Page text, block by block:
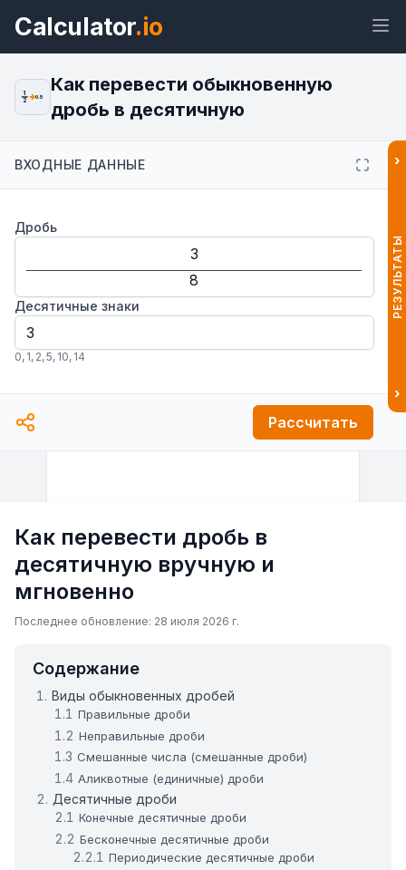
Calculator.io
онлайн Виджет
1
2
0.5
Как перевести обыкновенную
дробь в десятичную
ВХОДНЫЕ ДАННЫЕ
Дробь
Десятичные знаки
0, 1, 2,5, 10, 14
Рассчитать
›
РЕЗУЛЬТАТЫ
›
Как перевести дробь в
десятичную вручную и
мгновенно
Последнее обновление: 28 июля 2026 г.
Содержание
Виды обыкновенных дробей
Правильные дроби
Неправильные дроби
Смешанные числа (смешанные дроби)
Аликвотные (единичные) дроби
Десятичные дроби
Конечные десятичные дроби
Бесконечные десятичные дроби
Периодические десятичные дроби